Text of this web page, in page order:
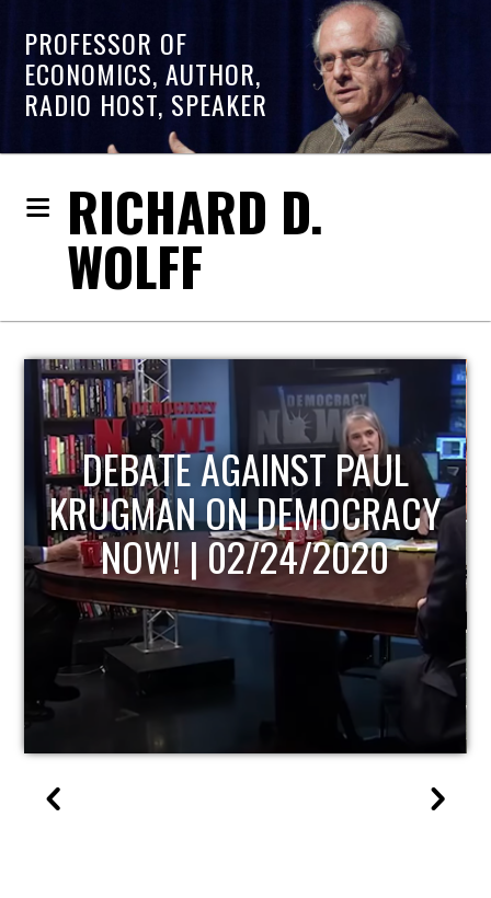
PROFESSOR OF
ECONOMICS, AUTHOR,
RADIO HOST, SPEAKER
RICHARD D.
WOLFF
HOST OF ECONOMIC
UPDATE